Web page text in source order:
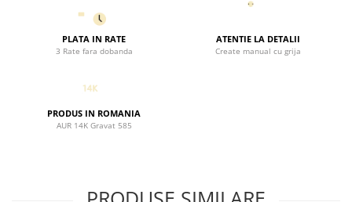
PLATA IN RATE
3 Rate fara dobanda
ATENTIE LA DETALII
Create manual cu grija
PRODUS IN ROMANIA
AUR 14K Gravat 585